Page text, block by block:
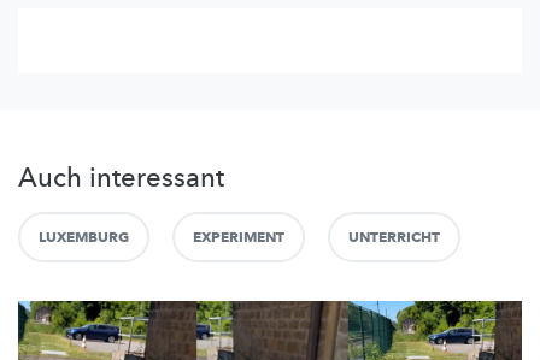
Auch interessant
LUXEMBURG EXPERIMENT UNTERRICHT